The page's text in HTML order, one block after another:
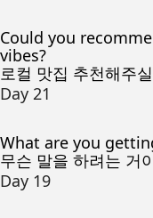
Could you
vibes?
로컬 맛집 추천해주
Day 21
What are you
무슨 말을 하려는 거
Day 19